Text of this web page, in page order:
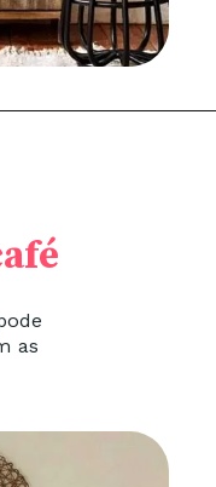
as